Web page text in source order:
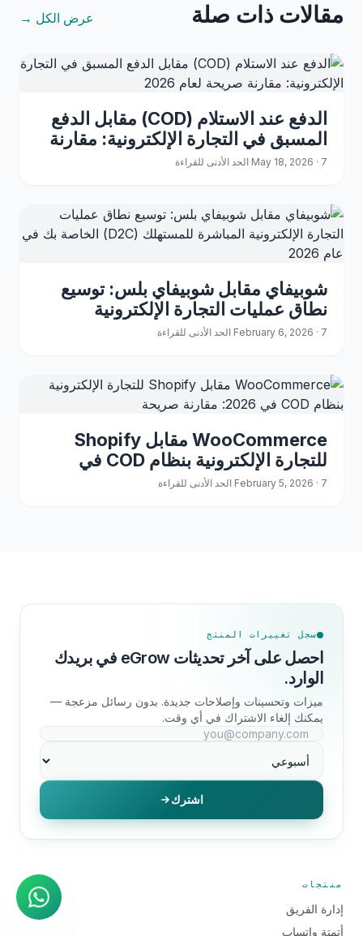
مقالات ذات صلة عرض الكل →
الدفع عند الاستلام (COD) مقابل الدفع
المسبق في التجارة الإلكترونية: مقارنة
صريحة لعام 2026
May 18, 2026 · 7 الحد الأدنى للقراءة
شوبيفاي مقابل شوبيفاي بلس: توسيع
نطاق عمليات التجارة الإلكترونية
February 6, 2026 · 7 الحد الأدنى للقراءة
WooCommerce مقابل Shopify
للتجارة الإلكترونية بنظام COD في
2026: مقارنة صريحة
February 5, 2026 · 7 الحد الأدنى للقراءة
سجل تغييرات المنتج
احصل على آخر تحديثات eGrow في بريدك
الوارد.
ميزات وتحسينات وإصلاحات جديدة. بدون رسائل مزعجة —
يمكنك إلغاء الاشتراك في أي وقت.
اشترك
منتجات
إدارة الفريق
أتمتة واتساب
وكيل الذكاء الاصطناعي